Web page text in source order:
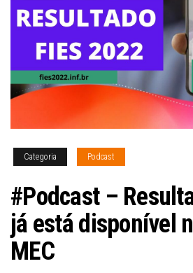
Categoria Podcast
#Podcast –
já está disponível
MEC